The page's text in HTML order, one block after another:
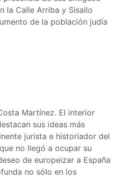
la Calle Arriba y Sisallo
de la población judía
Martínez. El interior
sus ideas más
jurista e historiador del
no llegó a ocupar su
de europeizar a España
no sólo en los